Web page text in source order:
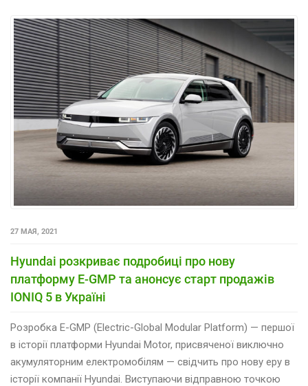
27 МАЯ, 2021
Hyundai розкриває подробиці про нову
платформу E-GMP та анонсує старт продажів
IONIQ 5 в Україні
Розробка E-GMP (Electric-Global Modular Platform) — першої
в історії платформи Hyundai Motor, присвяченої виключно
акумуляторним електромобілям — свідчить про нову еру в
історії компанії Hyundai. Виступаючи відправною точкою